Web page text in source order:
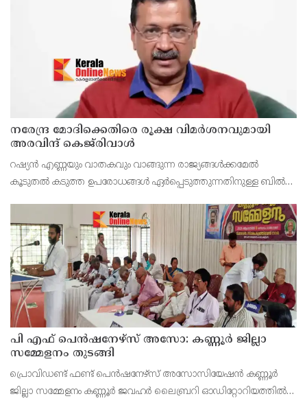
സാധ്യതകൾ തുറക്കും. പരിശീലന പരിപാടികൾ, സെമിനാറുകൾ,
നരേന്ദ്ര മോദിക്കെതിരെ രൂക്ഷ വിമർശനവുമായി
അരവിന്ദ് കെജ്‌രിവാൾ
റഷ്യൻ എണ്ണയും വാതകവും വാങ്ങുന്ന രാജ്യങ്ങൾക്കമേൽ
കൂടുതൽ കടുത്ത ഉപരോധങ്ങൾ ഏർപ്പെടുത്തുന്നതിനുള്ള ബിൽ
ഇന്ത്യൻ പ്രധാനമന്ത്രി നരേന്ദ്ര മോദിക്കെതിരെ രൂക്ഷ
പി എഫ് പെൻഷനേഴ്സ് അസോ: കണ്ണൂർ ജില്ലാ
സമ്മേളനം തുടങ്ങി
പ്രൊവിഡണ്ട് ഫണ്ട് പെൻഷനേഴ്സ് അസോസിയേഷൻ കണ്ണൂർ
ജില്ലാ സമ്മേളനം കണ്ണൂർ ജവഹർ ലൈബ്രറി ഓഡിറ്റോറിയത്തിൽ